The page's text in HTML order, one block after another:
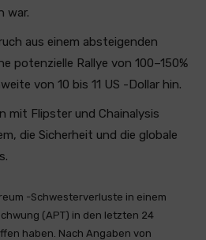
war.
aus einem absteigenden
potenzielle Rallye von 100–150%
von 10 bis 11 US -Dollar hin.
mit Flipster und Chainalysis
die Sicherheit und die globale
-Schwesterverluste in einem
(APT) in den letzten 24
haben. Nach Angaben von